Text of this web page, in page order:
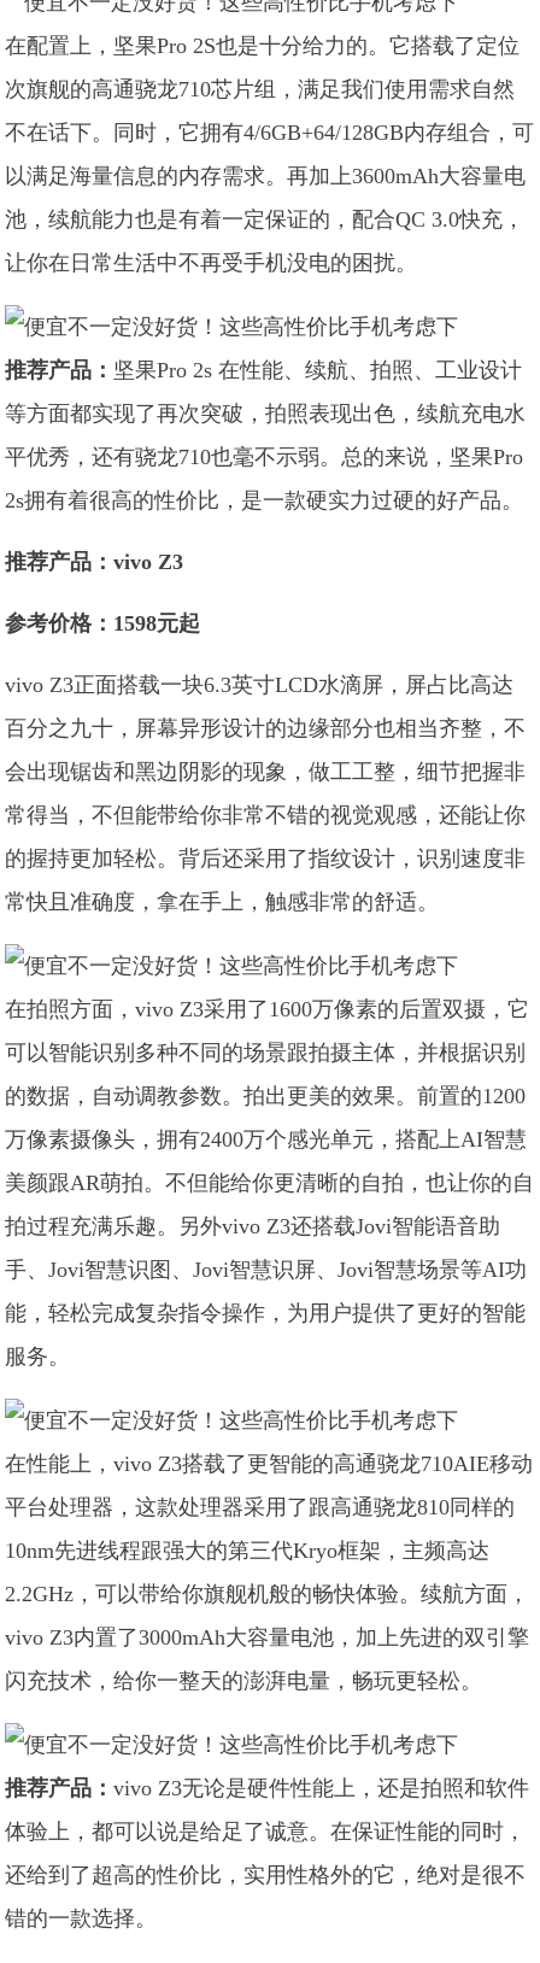
在配置上，坚果Pro 2S也是十分给力的。它搭载了定位
次旗舰的高通骁龙710芯片组，满足我们使用需求自然
不在话下。同时，它拥有4/6GB+64/128GB内存组合，可
以满足海量信息的内存需求。再加上3600mAh大容量电
池，续航能力也是有着一定保证的，配合QC 3.0快充，
让你在日常生活中不再受手机没电的困扰。
推荐产品： 坚果Pro 2s 在性能、续航、拍照、工业设计
等方面都实现了再次突破，拍照表现出色，续航充电水
平优秀，还有骁龙710也毫不示弱。总的来说，坚果Pro
2s拥有着很高的性价比，是一款硬实力过硬的好产品。
推荐产品：vivo Z3
参考价格：1598元起
vivo Z3正面搭载一块6.3英寸LCD水滴屏，屏占比高达
百分之九十，屏幕异形设计的边缘部分也相当齐整，不
会出现锯齿和黑边阴影的现象，做工工整，细节把握非
常得当，不但能带给你非常不错的视觉观感，还能让你
的握持更加轻松。背后还采用了指纹设计，识别速度非
常快且准确度，拿在手上，触感非常的舒适。
在拍照方面，vivo Z3采用了1600万像素的后置双摄，它
可以智能识别多种不同的场景跟拍摄主体，并根据识别
的数据，自动调教参数。拍出更美的效果。前置的1200
万像素摄像头，拥有2400万个感光单元，搭配上AI智慧
美颜跟AR萌拍。不但能给你更清晰的自拍，也让你的自
拍过程充满乐趣。另外vivo Z3还搭载Jovi智能语音助
手、Jovi智慧识图、Jovi智慧识屏、Jovi智慧场景等AI功
能，轻松完成复杂指令操作，为用户提供了更好的智能
服务。
在性能上，vivo Z3搭载了更智能的高通骁龙710AIE移动
平台处理器，这款处理器采用了跟高通骁龙810同样的
10nm先进线程跟强大的第三代Kryo框架，主频高达
2.2GHz，可以带给你旗舰机般的畅快体验。续航方面，
vivo Z3内置了3000mAh大容量电池，加上先进的双引擎
闪充技术，给你一整天的澎湃电量，畅玩更轻松。
推荐产品：vivo Z3无论是硬件性能上，还是拍照和软件
体验上，都可以说是给足了诚意。在保证性能的同时，
还给到了超高的性价比，实用性格外的它，绝对是很不
错的一款选择。